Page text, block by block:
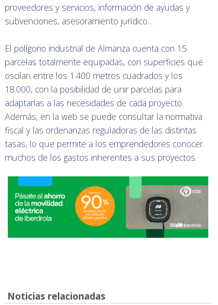
proveedores y servicios, información de ayudas y
subvenciones, asesoramiento jurídico…
El polígono industrial de Almanza cuenta con 15
parcelas totalmente equipadas, con superficies que
oscilan entre los 1.400 metros cuadrados y los
18.000, con la posibilidad de unir parcelas para
adaptarlas a las necesidades de cada proyecto.
Además, en la web se puede consultar la normativa
fiscal y las ordenanzas reguladoras de las distintas
tasas, lo que permite a los emprendedores conocer
muchos de los gastos inherentes a sus proyectos.
Noticias relacionadas